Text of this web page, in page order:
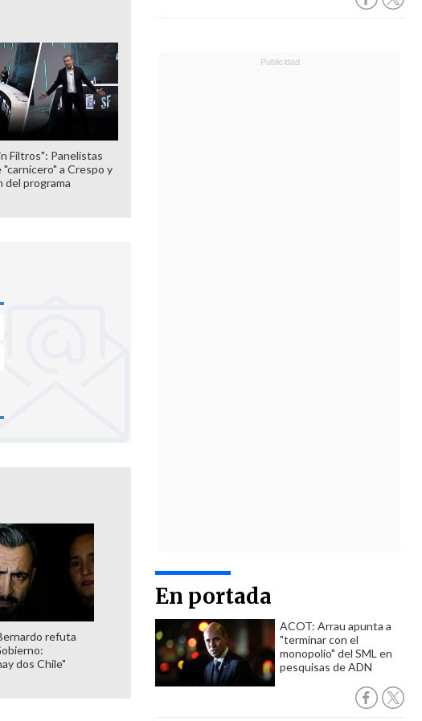
En portada
ACOT: Arrau apunta a
"terminar con el
monopolio" del SML en
pesquisas de ADN
Filtros": Panelistas
a Crespo y
del programa
refuta
dos Chile"